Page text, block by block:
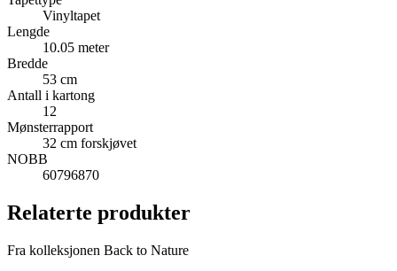
Vinyltapet
Lengde
10.05 meter
Bredde
53 cm
Antall i kartong
12
Mønsterrapport
32 cm forskjøvet
NOBB
60796870
Relaterte produkter
Fra kolleksjonen Back to Nature